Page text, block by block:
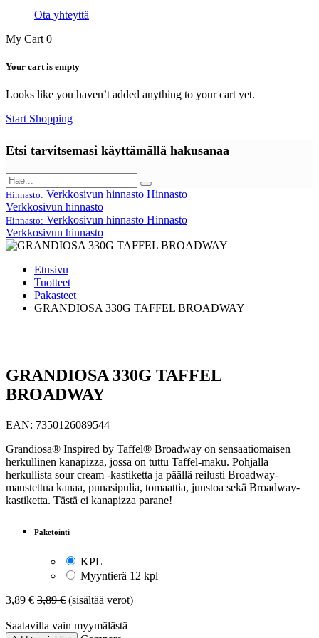
Ota yhteyttä
My Cart 0
Your cart is empty
Looks like you haven’t added anything to your cart yet.
Start Shopping
Etsi tarvitsemasi käyttämällä hakusanaa
Hinnasto: Verkkosivun hinnasto Hinnasto
Verkkosivun hinnasto
Hinnasto: Verkkosivun hinnasto Hinnasto
Verkkosivun hinnasto
Etusivu
Tuotteet
Pakasteet
GRANDIOSA 330G TAFFEL BROADWAY
GRANDIOSA 330G TAFFEL
BROADWAY
EAN: 7350126089544
Grandiosa® Inspired by Taffel® Broadway on sensaatiomaisen
herkullinen kanapizza, jossa on tuttu Taffel-maku. Pohjalla
herkullista sour cream -kastiketta ja päällä reilusti Broadway-
maustettua kanaa, punasipulia, tomaattia, juustoa sekä Broadway-
kastiketta. Tästä ei kanapizza parane!
Paketointi
KPL
Myyntierä 12 kpl
3,89 € 3,89€ (sisältää verot)
Saatavilla vain myymälästä